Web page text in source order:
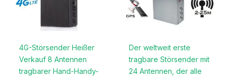
4G-Störsender Heißer
Verkauf 8 Antennen
tragbarer Hand-Handy-
Der weltweit erste
tragbare Störsender mit
24 Antennen, der alle